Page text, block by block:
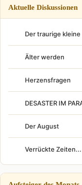
Aktuelle Diskussionen
Der traurige kleine
Älter werden
Herzensfragen
DESASTER IM
Der August
Verrückte Zeiten...